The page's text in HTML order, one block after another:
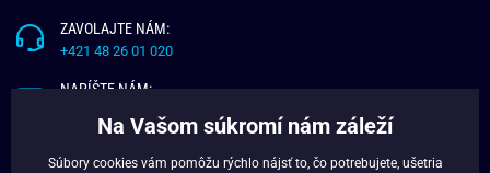
ZAVOLAJTE NÁM:
+421 48 26 01 020
NAPÍŠTE NÁM:
Na Vašom súkromí nám záleží
Súbory cookies vám pomôžu rýchlo nájsť to, čo potrebujete, ušetria